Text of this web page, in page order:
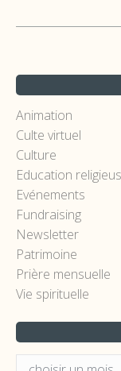
Animation
Culte virtuel
Culture
Education
Evénements
Fundraising
Newsletter
Patrimoine
Prière mensuelle
Vie spirituelle
Archives